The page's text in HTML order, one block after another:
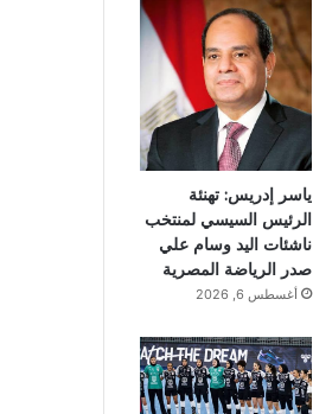
ياسر إدريس: تهنئة
الرئيس السيسي لمنتخب
ناشئات اليد وسام علي
صدر الرياضة المصرية
أغسطس 6, 2026